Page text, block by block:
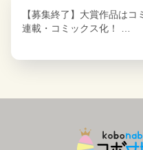
【募集終了】大賞作品はコ
連載・コミックス化！ …